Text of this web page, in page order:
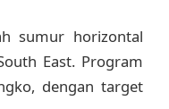
sumur horizontal
East. Program
dengan target